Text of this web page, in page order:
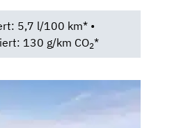
5,7 l/100 km* •
130 g/km CO2*